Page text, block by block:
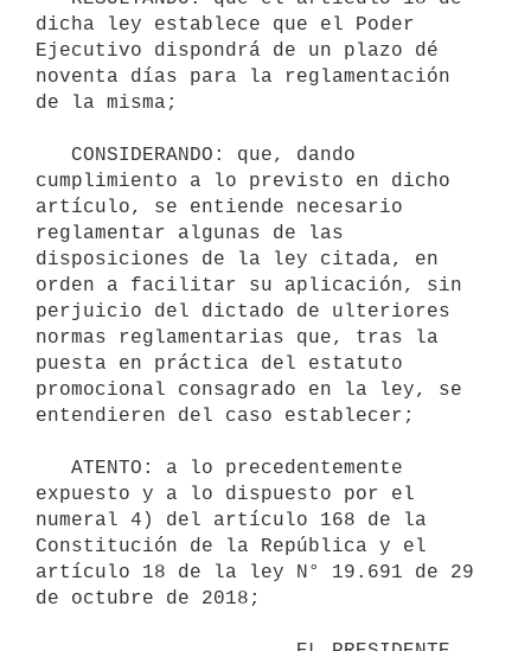
dicha ley establece que el Poder
Ejecutivo dispondrá de un plazo dé
noventa días para la reglamentación
de la misma;
cumplimiento a lo previsto en dicho
artículo, se entiende necesario
reglamentar algunas de las
disposiciones de la ley citada, en
orden a facilitar su aplicación, sin
perjuicio del dictado de ulteriores
normas reglamentarias que, tras la
puesta en práctica del estatuto
promocional consagrado en la ley, se
entendieren del caso establecer;
expuesto y a lo dispuesto por el
numeral 4) del artículo 168 de la
Constitución de la República y el
artículo 18 de la ley N° 19.691 de 29
de octubre de 2018;